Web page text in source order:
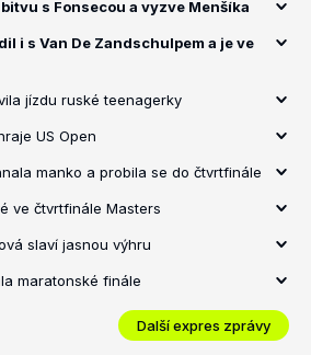
s Fonsecou a vyzve Menšíka
i s Van De Zandschulpem a je ve
jízdu ruské teenagerky
US Open
manko a probila se do čtvrtfinále
ve čtvrtfinále Masters
slaví jasnou výhru
maratonské finále
Další expres zprávy